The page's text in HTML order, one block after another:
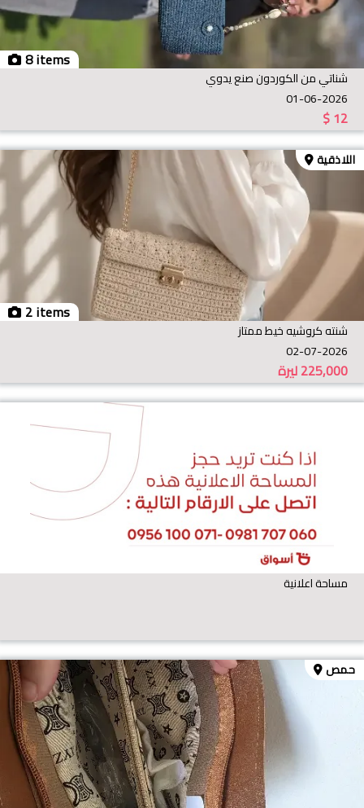
8 items
شناتي من الكوردون صنع يدوي
01-06-2026
$12
2 items
اللاذقية
شنته كروشيه خيط ممتاز
02-07-2026
ليرة225,000
مساحة اعلانية
حمص